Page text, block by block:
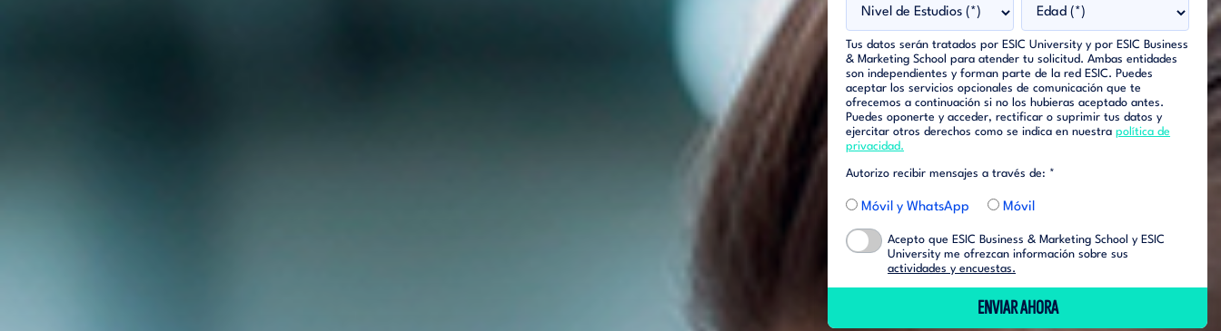
Tus datos serán tratados por ESIC University y por ESIC Business
& Marketing School para atender tu solicitud. Ambas entidades
son independientes y forman parte de la red ESIC. Puedes
aceptar los servicios opcionales de comunicación que te
ofrecemos a continuación si no los hubieras aceptado antes.
Puedes oponerte y acceder, rectificar o suprimir tus datos y
ejercitar otros derechos como se indica en nuestrapolítica de
privacidad.
Autorizo recibir mensajes a través de: *
Móvil y WhatsApp Móvil
Acepto que ESIC Business & Marketing School y ESIC
University me ofrezcan información sobre sus
actividades y encuestas.
ENVIAR AHORA